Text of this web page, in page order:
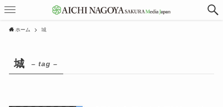
ホーム 城
城 – tag –